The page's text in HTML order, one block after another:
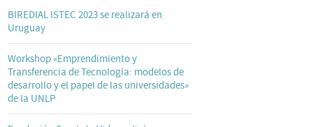
BIREDIAL ISTEC 2023 se realizará en
Uruguay
Workshop «Emprendimiento y
Transferencia de Tecnología: modelos de
desarrollo y el papel de las universidades»
de la UNLP